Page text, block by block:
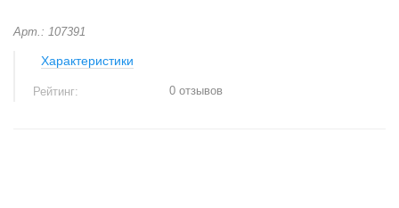
Арт.: 107391
Характеристики
Рейтинг: 0 отзывов